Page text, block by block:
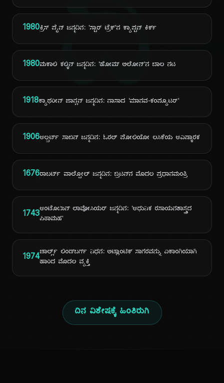
ದಿ
1980ಕ್ರಿಸ್ ಪೈನ್ ಜನ್ಮದಿನ: 'ಸ್ಟಾರ್ ಟ್ರೆಕ್'ನ ಕ್ಯಾಪ್ಟನ್ ಕಿರ್ಕ್
1980ಮಕಾಲಿ ಕಲ್ಕಿನ್ ಜನ್ಮದಿನ: 'ಹೋಮ್ ಅಲೋನ್'ನ ಬಾಲ ನಟ
1918ಕ್ಯಾಥರೀನ್ ಜಾನ್ಸನ್ ಜನ್ಮದಿನ: ನಾಸಾದ 'ಮಾನವ-ಕಂಪ್ಯೂಟರ್'
1906ಆಲ್ಬರ್ಟ್ ಸಾಬಿನ್ ಜನ್ಮದಿನ: ಓರಲ್ ಪೋಲಿಯೋ ಲಸಿಕೆಯ ಆವಿಷ್ಕಾರಕ
1676ರಾಬರ್ಟ್ ವಾಲ್ಪೋಲ್ ಜನ್ಮದಿನ: ಬ್ರಿಟನ್‌ನ ಮೊದಲ ಪ್ರಧಾನಮಂತ್ರಿ
1743ಆಂಟೊಯಿನ್ ಲಾವೋಸಿಯರ್ ಜನ್ಮದಿನ: 'ಆಧುನಿಕ ರಸಾಯನಶಾಸ್ತ್ರದ
ಪಿತಾಮಹ'
1974ಚಾರ್ಲ್ಸ್ ಲಿಂಡ್‌ಬರ್ಗ್ ನಿಧನ: ಅಟ್ಲಾಂಟಿಕ್ ಸಾಗರವನ್ನು ಏಕಾಂಗಿಯಾಗಿ
ಹಾರಿದ ಮೊದಲ ವ್ಯಕ್ತಿ
ದಿನ ವಿಶೇಷಕ್ಕೆ ಹಿಂತಿರುಗಿ